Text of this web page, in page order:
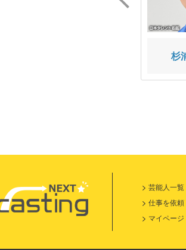
杉
芸能人一覧
仕事を依頼
マイページ